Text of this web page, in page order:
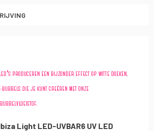
produceren een bijzonder effect op witte doeken,
die je kunt creëren met onze
Light LED-UVBAR6 UV LED